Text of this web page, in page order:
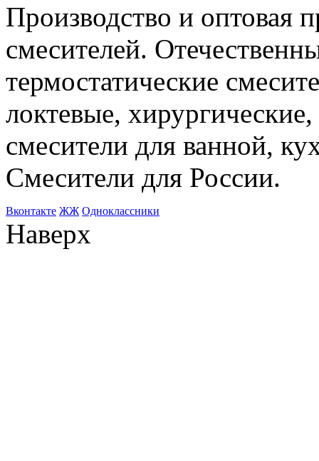
Производство и оптовая
смесителей.
термостатические
локтевые,
смесители для ванной,
Смесители для России.
Bконтакте ЖЖ Одноклассники
Наверх